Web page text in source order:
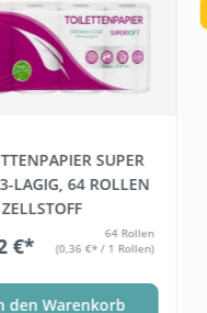
SUPER
LAGIG, 64 ROLLEN
€*
64 Rollen
(0,36 €* / 1 Rollen)
den Warenkorb